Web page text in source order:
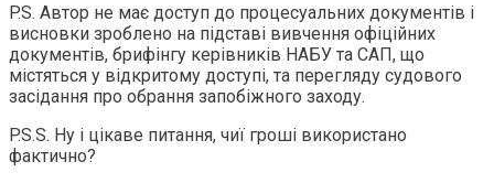
P.S. Автор не має доступ до процесуальних документів і
висновки зроблено на підставі вивчення офіційних
документів, брифінгу керівників НАБУ та САП, що
містяться у відкритому доступі, та перегляду судового
засідання про обрання запобіжного заходу.
P.S.S. Ну і цікаве питання, чиї гроші використано
фактично?